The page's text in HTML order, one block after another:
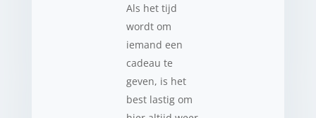
Als het tijd
wordt om
iemand een
cadeau te
geven, is het
best lastig om